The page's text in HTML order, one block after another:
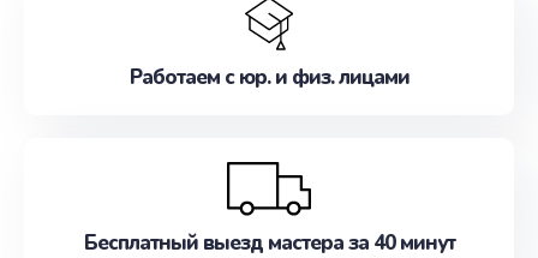
Работаем с юр. и физ. лицами
Бесплатный выезд мастера за 40 минут